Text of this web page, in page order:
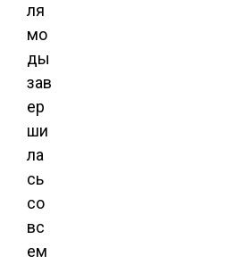
ля
мо
ды
зав
ер
ши
ла
сь
со
вс
ем